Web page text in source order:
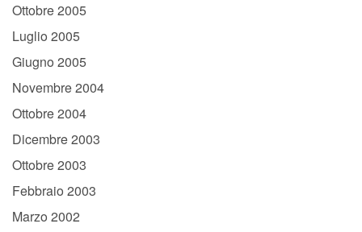
Ottobre 2005
Luglio 2005
Giugno 2005
Novembre 2004
Ottobre 2004
Dicembre 2003
Ottobre 2003
Febbraio 2003
Marzo 2002